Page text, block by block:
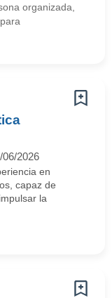
organizada,
06/2026
en
capaz de
la